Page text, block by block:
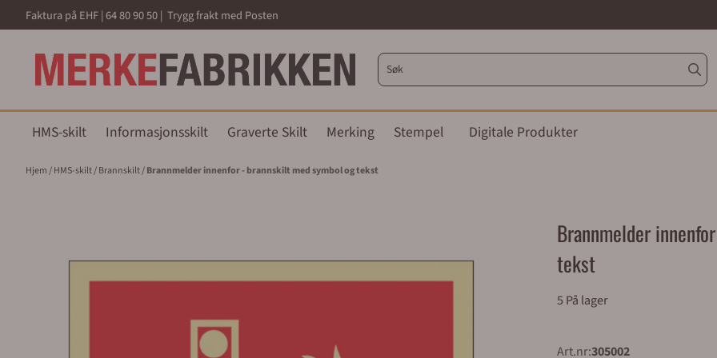
Hopp til innhold
Faktura på EHF | 64 80 90 50 | Trygg frakt med Posten
HMS-skilt Informasjonsskilt Graverte Skilt Merking Stempel Digitale Produkter
Hjem/HMS-skilt/Brannskilt/Brannmelder innenfor - brannskilt med symbol og tekst
Brannmelder
tekst
5 På lager
Art.nr:305002